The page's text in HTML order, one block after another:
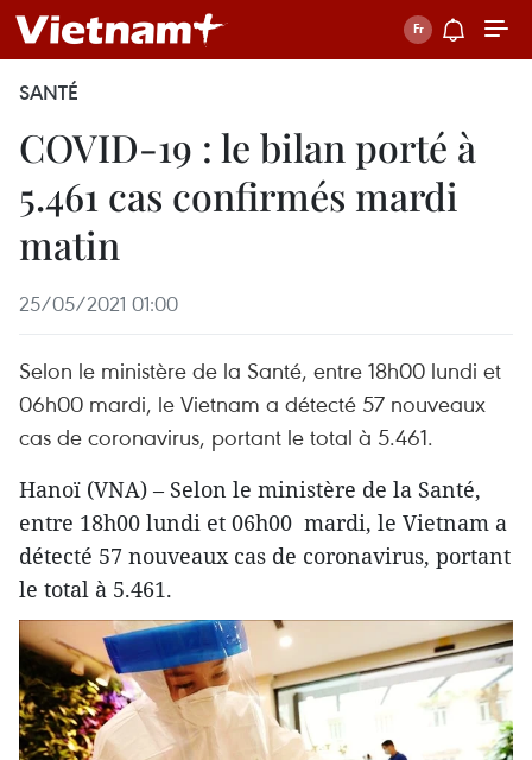
SANTÉ
COVID-19 : le bilan porté à
5.461 cas confirmés mardi
matin
25/05/2021 01:00
Selon le ministère de la Santé, entre 18h00 lundi et
06h00 mardi, le Vietnam a détecté 57 nouveaux
cas de coronavirus, portant le total à 5.461.
Hanoï (VNA) – Selon le ministère de la Santé,
entre 18h00 lundi et 06h00 mardi, le Vietnam a
détecté 57 nouveaux cas de coronavirus, portant
le total à 5.461.